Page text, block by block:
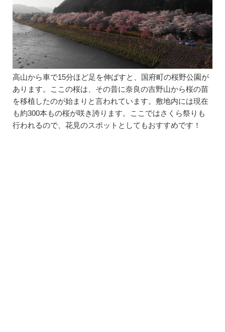
高山から車で15分ほど足を伸ばすと、国府町の桜野公園が
あります。ここの桜は、その昔に奈良の吉野山から桜の苗
を移植したのが始まりと言われています。敷地内には現在
も約300本もの桜が咲き誇ります。ここではさくら祭りも
行われるので、花見のスポットとしてもおすすめです！